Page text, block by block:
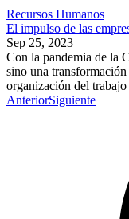
Recursos Humanos
El impulso de las
Sep 25, 2023
Con la pandemia de la
sino una
organización del
AnteriorSiguiente